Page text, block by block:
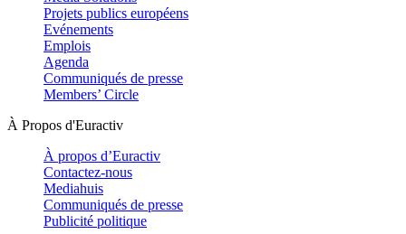
Projets publics européens
Evénements
Emplois
Agenda
Communiqués de presse
Members’ Circle
À Propos d'Euractiv
À propos d’Euractiv
Contactez-nous
Mediahuis
Communiqués de presse
Publicité politique